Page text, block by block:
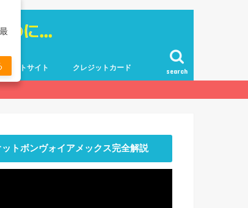
search
イントサイト クレジットカード
ットボンヴォイアメックス完全解説